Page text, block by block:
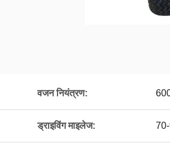
वजन नियंत्रण:
ड्राइविंग माइलेज: 70-